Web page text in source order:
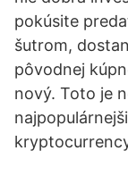
pokúsite
šutrom,
pôvodnej
nový. Toto je